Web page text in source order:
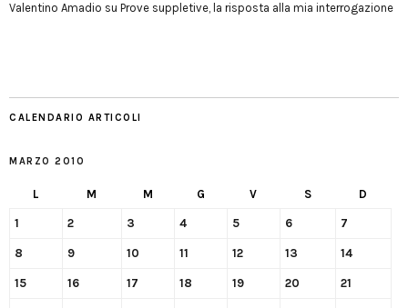
Valentino Amadio su Prove suppletive, la risposta alla mia interrogazione
CALENDARIO ARTICOLI
MARZO 2010
L M M G V S D
1 2 3 4 5 6 7
8 9 10 11 12 13 14
15 16 17 18 19 20 21